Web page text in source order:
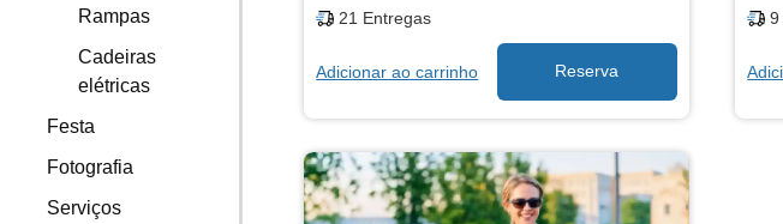
Rampas
Cadeiras
elétricas
Festa
Fotografia
Serviços
21 Entregas
Adicionar ao carrinho
9